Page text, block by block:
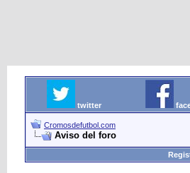
twitter
Cromosdefutbol.com
Aviso del foro